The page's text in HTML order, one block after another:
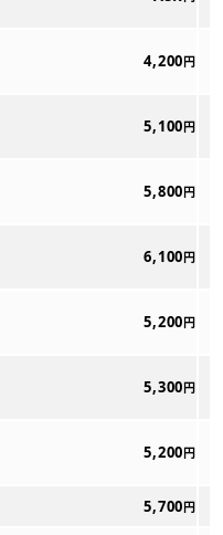
4,200円
5,100円
5,800円
6,100円
5,200円
5,300円
5,200円
5,700円